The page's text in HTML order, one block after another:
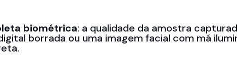
biométrica: a qualidade da amostra
borrada ou uma imagem facial com má